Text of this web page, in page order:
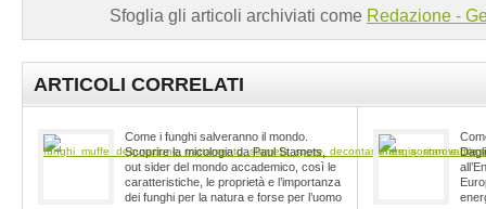
Sfoglia gli articoli archiviati come Redazione -
ARTICOLI CORRELATI
Come i funghi salveranno il mondo.
Scoprire la micologia da Paul Stamets,
out sider del mondo accademico, così le
caratteristiche, le proprietà e l’importanza
dei funghi per la natura e forse per l’uomo